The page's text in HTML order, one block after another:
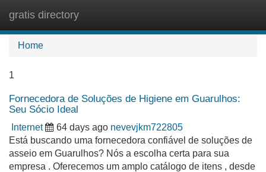
gratis directory
Home
1
Fornecedora de Soluções de Higiene em Guarulhos:
Seu Sócio Ideal
Internet 64 days ago nevevjkm722805
Está buscando uma fornecedora confiável de soluções de
asseio em Guarulhos? Nós a escolha certa para sua
empresa . Oferecemos um amplo catálogo de itens , desde